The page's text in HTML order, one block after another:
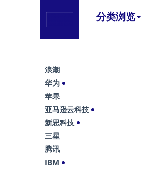
分类浏览
浪潮
华为
苹果
亚马逊云科技
新思科技
三星
腾讯
IBM